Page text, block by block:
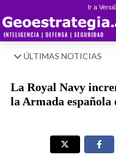
Ir a
ÚLTIMAS NOTICIAS
La Royal Navy
la Armada